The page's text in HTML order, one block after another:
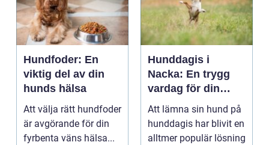
Hundfoder: En
viktig del av din
hunds hälsa
Att välja rätt hundfoder
är avgörande för din
fyrbenta väns hälsa...
Hunddagis i
Nacka: En trygg
vardag för din
fyrbenta vän
Att lämna sin hund på
hunddagis har blivit en
alltmer populär lösning